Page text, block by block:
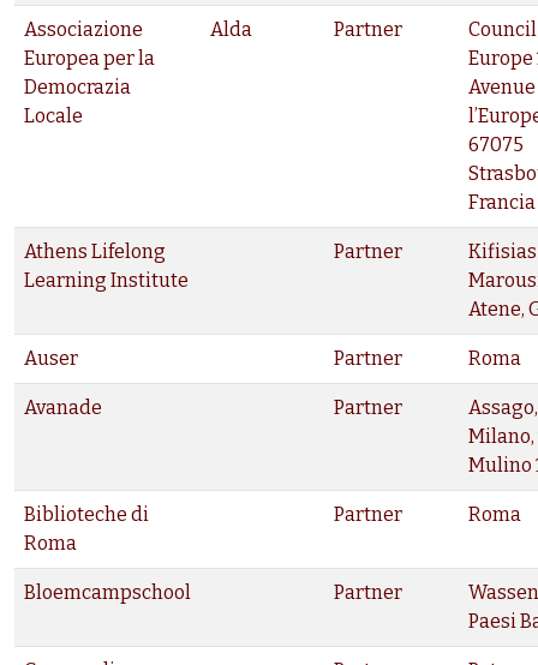
Associazione
Europea per la
Democrazia
Locale
Alda Partner
Europe
67075
Francia
Athens Lifelong
Learning Institute
Partner
Kifisias
Atene,
Auser Partner Roma
Avanade Partner
Assago,
Mulino
Biblioteche di
Roma
Partner Roma
Bloemcampschool Partner
Paesi